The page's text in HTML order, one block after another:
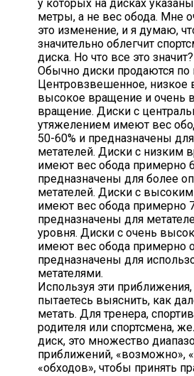
у которых на дисках
метры, а не вес обода. Мне
это изменение, и я думаю,
значительно облегчит
диска. Но что все это значит?
Обычно диски продаются по
Центровзвешенное, низкое
высокое вращение и очень
вращение. Диски с
утяжелением имеют вес
50-60% и предназначены
метателей. Диски с низким
имеют вес обода примерно
предназначены для более
метателей. Диски с
имеют вес обода примерно
предназначены для
уровня. Диски с очень
имеют вес обода примерно
предназначены для
метателями.
Используя эти
пытаетесь выяснить, как
метать. Для тренера,
родителя или спортсмена,
диск, это множество
приближений, «возможно»,
«обходов», чтобы принять